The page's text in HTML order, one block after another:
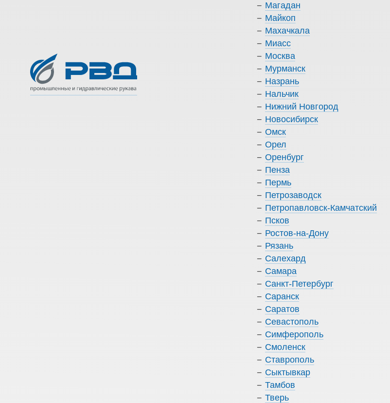
Магадан
Майкоп
Махачкала
Миасс
Москва
Мурманск
Назрань
Нальчик
Нижний Новгород
Новосибирск
Омск
Орел
Оренбург
Пенза
Пермь
Петрозаводск
Петропавловск-Камчатский
Псков
Ростов-на-Дону
Рязань
Салехард
Самара
Санкт-Петербург
Саранск
Саратов
Севастополь
Симферополь
Смоленск
Ставрополь
Сыктывкар
Тамбов
Тверь